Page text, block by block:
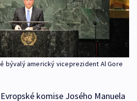
bývalý americký viceprezident Al Gore
komise Josého Manuela